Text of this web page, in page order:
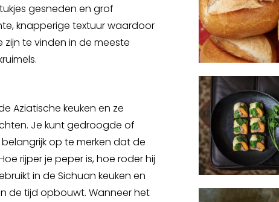
gesneden en grof
knapperige textuur waardoor
zijn te vinden in de meeste
Aziatische keuken en ze
Je kunt gedroogde of
op te merken dat de
rijper je peper is, hoe roder hij
in de Sichuan keuken en
de tijd opbouwt. Wanneer het